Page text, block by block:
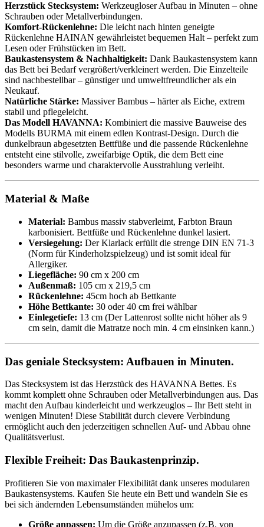
Herzstück Stecksystem: Werkzeugloser Aufbau in Minuten – ohne
Schrauben oder Metallverbindungen.
Komfort-Rückenlehne: Die leicht nach hinten geneigte
Rückenlehne HAINAN gewährleistet bequemen Halt – perfekt zum
Lesen oder Frühstücken im Bett.
Baukastensystem & Nachhaltigkeit: Dank Baukastensystem kann
das Bett bei Bedarf vergrößert/verkleinert werden. Die Einzelteile
sind nachbestellbar – günstiger und umweltfreundlicher als ein
Neukauf.
Natürliche Stärke: Massiver Bambus – härter als Eiche, extrem
stabil und pflegeleicht.
Das Modell HAVANNA: Kombiniert die massive Bauweise des
Modells BURMA mit einem edlen Kontrast-Design. Durch die
dunkelbraun abgesetzten Bettfüße und die passende Rückenlehne
entsteht eine stilvolle, zweifarbige Optik, die dem Bett eine
besonders warme und charaktervolle Ausstrahlung verleiht.
Material & Maße
Material: Bambus massiv stabverleimt, Farbton Braun
karbonisiert. Bettfüße und Rückenlehne dunkel lasiert.
Versiegelung: Der Klarlack erfüllt die strenge DIN EN 71-3
(Norm für Kinderholzspielzeug) und ist somit ideal für
Allergiker.
Liegefläche: 90 cm x 200 cm
Außenmaß: 105 cm x 219,5 cm
Rückenlehne: 45cm hoch ab Bettkante
Höhe Bettkante: 30 oder 40 cm frei wählbar
Einlegetiefe: 13 cm (Der Lattenrost sollte nicht höher als 9
cm sein, damit die Matratze noch min. 4 cm einsinken kann.)
Das geniale Stecksystem: Aufbauen in Minuten.
Das Stecksystem ist das Herzstück des HAVANNA Bettes. Es
kommt komplett ohne Schrauben oder Metallverbindungen aus. Das
macht den Aufbau kinderleicht und werkzeuglos – Ihr Bett steht in
wenigen Minuten! Diese Stabilität durch clevere Verbindung
ermöglicht auch den jederzeitigen schnellen Auf- und Abbau ohne
Qualitätsverlust.
Flexible Freiheit: Das Baukastenprinzip.
Profitieren Sie von maximaler Flexibilität dank unseres modularen
Baukastensystems. Kaufen Sie heute ein Bett und wandeln Sie es
bei sich ändernden Lebensumständen mühelos um:
Größe anpassen: Um die Größe anzupassen (z.B. von